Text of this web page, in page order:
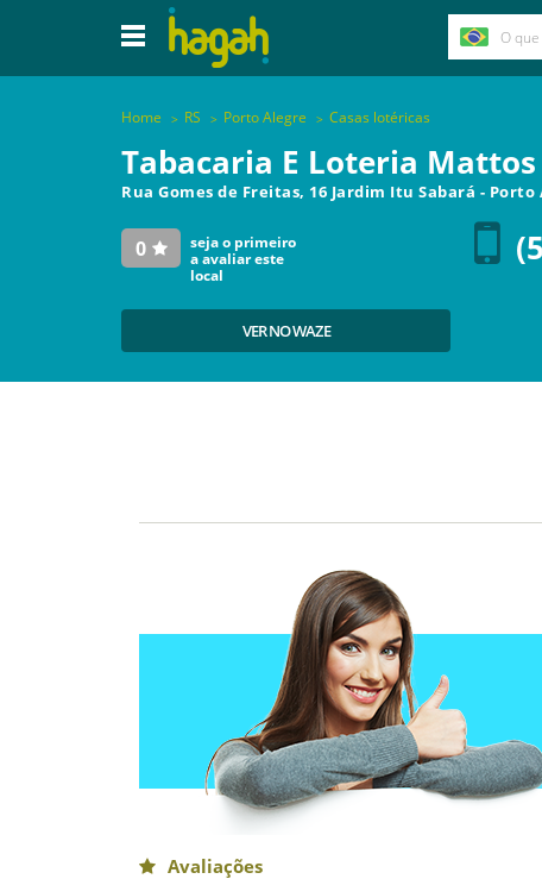
Home RS Porto Alegre Casas lotéricas
Tabacaria E Loteria Mattos
Rua Gomes de Freitas, 16 Jardim Itu Sabará - Porto
0
seja o primeiro
a avaliar este
local
VER NO WAZE
Avaliações